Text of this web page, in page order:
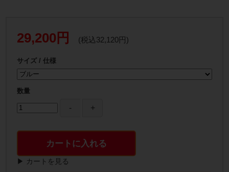
29,200円 (税込32,120円)
サイズ / 仕様
数量
カートに入れる
▶ カートを見る